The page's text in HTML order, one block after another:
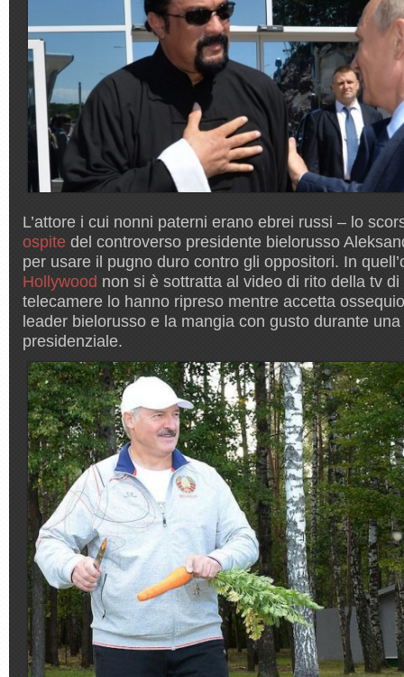
L’attore i cui nonni paterni erano ebrei russi – lo
ospite del controverso presidente bielorusso
per usare il pugno duro contro gli oppositori. In
Hollywood non si è sottratta al video di rito della tv
telecamere lo hanno ripreso mentre accetta
leader bielorusso e la mangia con gusto durante
presidenziale.